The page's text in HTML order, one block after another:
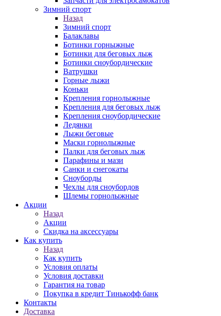
Зимний спорт
Назад
Зимний спорт
Балаклавы
Ботинки горныжные
Ботинки для беговых лыж
Ботинки сноубордические
Ватрушки
Горные лыжи
Коньки
Крепления горнолыжные
Крепления для беговых лыж
Крепления сноубордические
Ледянки
Лыжи беговые
Маски горнолыжные
Палки для беговых лыж
Парафины и мази
Санки и снегокаты
Сноуборды
Чехлы для сноубордов
Шлемы горнолыжные
Акции
Назад
Акции
Скидка на аксессуары
Как купить
Назад
Как купить
Условия оплаты
Условия доставки
Гарантия на товар
Покупка в кредит Тинькофф банк
Контакты
Доставка